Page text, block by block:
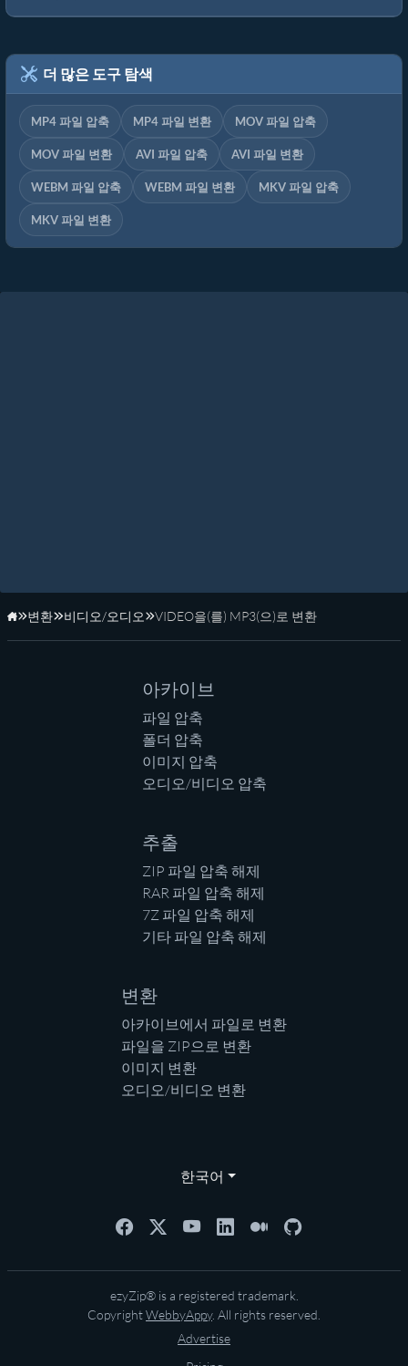
더 많은 도구 탐색
MP4 파일 압축 MP4 파일 변환 MOV 파일 압축
MOV 파일 변환 AVI 파일 압축 AVI 파일 변환
WEBM 파일 압축 WEBM 파일 변환 MKV 파일 압축
MKV 파일 변환
홈페이지
변환 비디오/오디오 VIDEO을(를) MP3(으)로 변환
아카이브
파일 압축
폴더 압축
이미지 압축
오디오/비디오 압축
추출
ZIP 파일 압축 해제
RAR 파일 압축 해제
7Z 파일 압축 해제
기타 파일 압축 해제
변환
아카이브에서 파일로 변환
파일을 ZIP으로 변환
이미지 변환
오디오/비디오 변환
한국어
ezyZip® is a registered trademark.
CopyrightWebbyAppy. All rights reserved.
Advertise